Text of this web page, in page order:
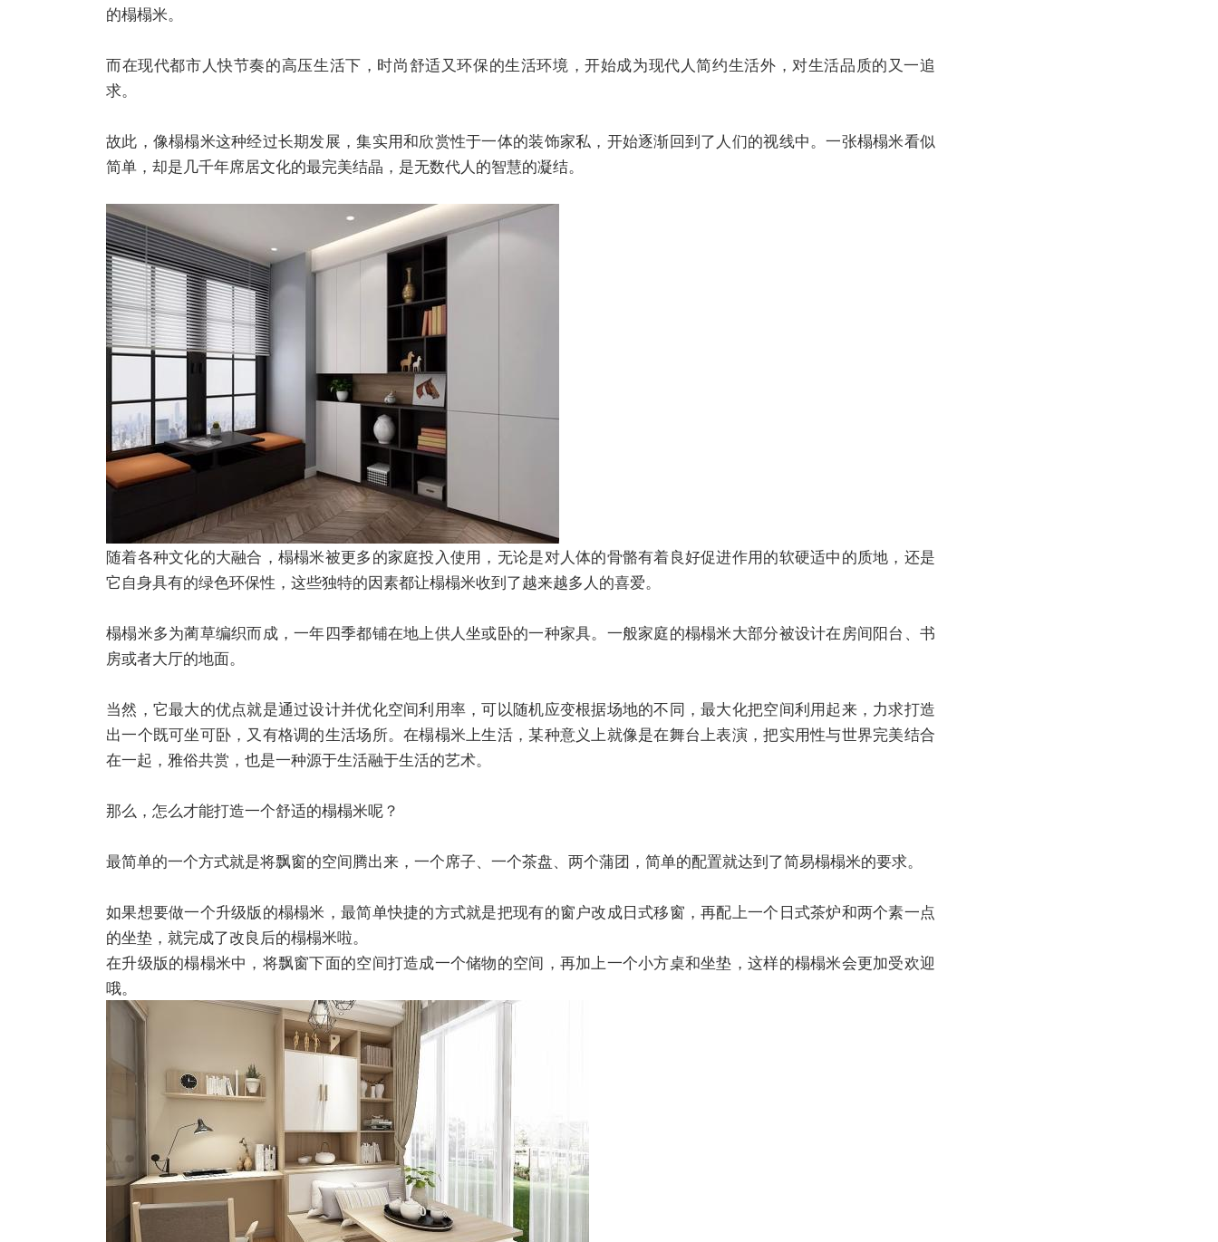
的榻榻米。
而在现代都市人快节奏的高压生活下，时尚舒适又环保的生活环境，开始成为现代人简约生活外，对生活品质的又一追
求。
故此，像榻榻米这种经过长期发展，集实用和欣赏性于一体的装饰家私，开始逐渐回到了人们的视线中。一张榻榻米看似
简单，却是几千年席居文化的最完美结晶，是无数代人的智慧的凝结。
随着各种文化的大融合，榻榻米被更多的家庭投入使用，无论是对人体的骨骼有着良好促进作用的软硬适中的质地，还是
它自身具有的绿色环保性，这些独特的因素都让榻榻米收到了越来越多人的喜爱。
榻榻米多为蔺草编织而成，一年四季都铺在地上供人坐或卧的一种家具。一般家庭的榻榻米大部分被设计在房间阳台、书
房或者大厅的地面。
当然，它最大的优点就是通过设计并优化空间利用率，可以随机应变根据场地的不同，最大化把空间利用起来，力求打造
出一个既可坐可卧，又有格调的生活场所。在榻榻米上生活，某种意义上就像是在舞台上表演，把实用性与世界完美结合
在一起，雅俗共赏，也是一种源于生活融于生活的艺术。
那么，怎么才能打造一个舒适的榻榻米呢？
最简单的一个方式就是将飘窗的空间腾出来，一个席子、一个茶盘、两个蒲团，简单的配置就达到了简易榻榻米的要求。
如果想要做一个升级版的榻榻米，最简单快捷的方式就是把现有的窗户改成日式移窗，再配上一个日式茶炉和两个素一点
的坐垫，就完成了改良后的榻榻米啦。
在升级版的榻榻米中，将飘窗下面的空间打造成一个储物的空间，再加上一个小方桌和坐垫，这样的榻榻米会更加受欢迎
哦。